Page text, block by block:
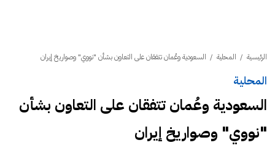
الرئيسية / المحلية / السعودية وعُمان تتفقان على التعاون بشأن "نووي" وصواريخ إيران
المحلية
السعودية وعُمان تتفقان على التعاون بشأن
"نووي" وصواريخ إيران